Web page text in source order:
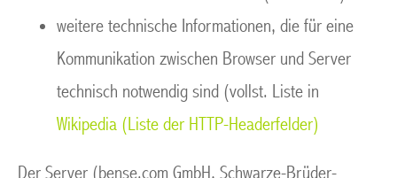
weitere technische Informationen, die für eine
Kommunikation zwischen Browser und Server
technisch notwendig sind (vollst. Liste in
Wikipedia (Liste der HTTP-Headerfelder)
Der Server (bense.com GmbH, Schwarze-Brüder-